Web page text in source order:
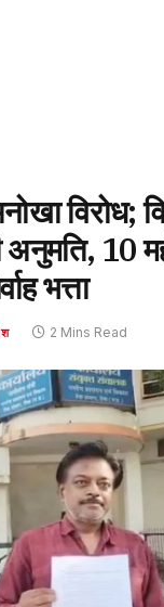
विरोध;
10
भत्ता
2 Mins Read